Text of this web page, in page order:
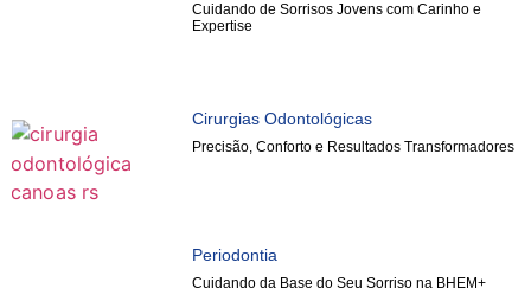
Cuidando de Sorrisos Jovens com Carinho e
Expertise
Cirurgias Odontológicas
Precisão, Conforto e Resultados Transformadores
Periodontia
Cuidando da Base do Seu Sorriso na BHEM+